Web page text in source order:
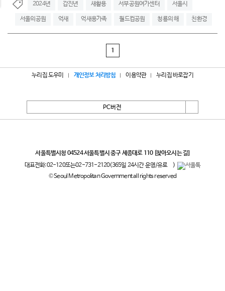
2024년 갑진년 새활용 서부공원여가센터 서울시
서울의공원 억새 억새용가족 월드컵공원 청룡의 해 친환경
1
누리집 도우미 개인정보 처리방침 이용약관 누리집 바로잡기
PC버전
서울특별시청 04524 서울특별시 중구 세종대로 110 [찾아오시는 길]
대표전화:02-120또는02-731-2120(365일 24시간 운영/유료
)
© Seoul Metropolitan Government all rights reserved